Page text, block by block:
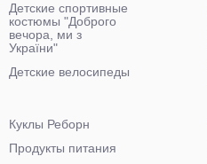
Детские спортивные
костюмы "Доброго
вечора, ми з
України"
Детские велосипеды
Куклы Реборн
Продукты питания